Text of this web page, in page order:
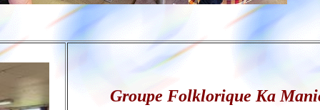
Groupe Folklorique Ka